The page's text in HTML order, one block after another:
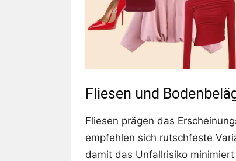
Fliesen und
Fliesen prägen das
empfehlen sich rutschfeste
damit das Unfallrisiko